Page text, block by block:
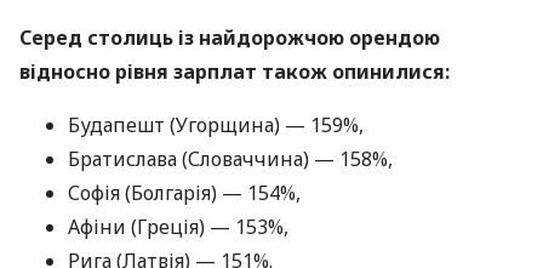
Серед столиць із найдорожчою орендою
відносно рівня зарплат також опинилися:
Будапешт (Угорщина) — 159%,
Братислава (Словаччина) — 158%,
Софія (Болгарія) — 154%,
Афіни (Греція) — 153%,
Рига (Латвія) — 151%.